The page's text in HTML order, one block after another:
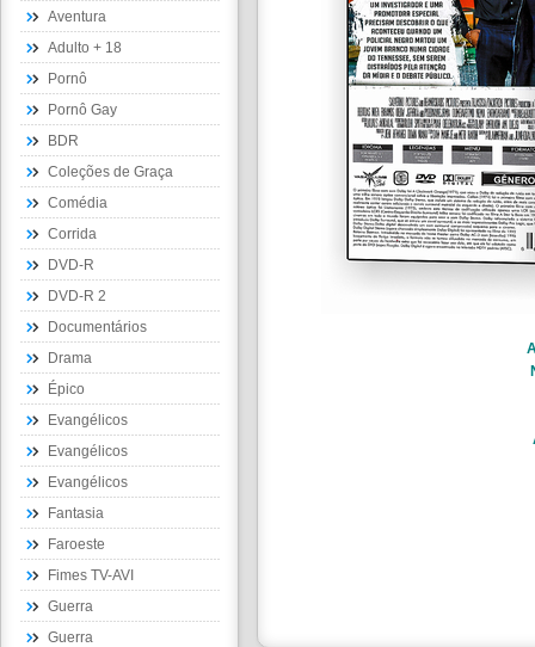
Aventura
Adulto + 18
Pornô
Pornô Gay
BDR
Coleções de Graça
Comédia
Corrida
DVD-R
DVD-R 2
Documentários
Drama
Épico
Evangélicos
Evangélicos
Evangélicos
Fantasia
Faroeste
Fimes TV-AVI
Guerra
Guerra